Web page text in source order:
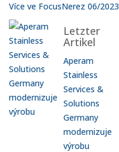
Více ve FocusNerez 06/2023
Letzter
Artikel
Aperam
Stainless
Services &
Solutions
Germany
modernizuje
výrobu